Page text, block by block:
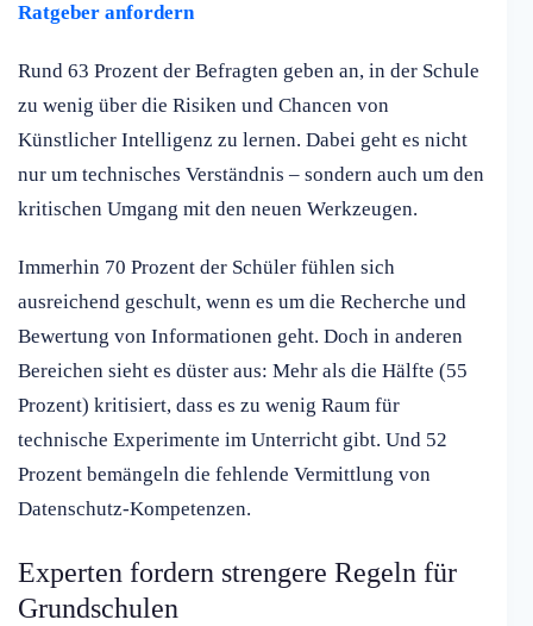
Ratgeber anfordern
Rund 63 Prozent der Befragten geben an, in der Schule
zu wenig über die Risiken und Chancen von
Künstlicher Intelligenz zu lernen. Dabei geht es nicht
nur um technisches Verständnis – sondern auch um den
kritischen Umgang mit den neuen Werkzeugen.
Immerhin 70 Prozent der Schüler fühlen sich
ausreichend geschult, wenn es um die Recherche und
Bewertung von Informationen geht. Doch in anderen
Bereichen sieht es düster aus: Mehr als die Hälfte (55
Prozent) kritisiert, dass es zu wenig Raum für
technische Experimente im Unterricht gibt. Und 52
Prozent bemängeln die fehlende Vermittlung von
Datenschutz-Kompetenzen.
Experten fordern strengere Regeln für
Grundschulen